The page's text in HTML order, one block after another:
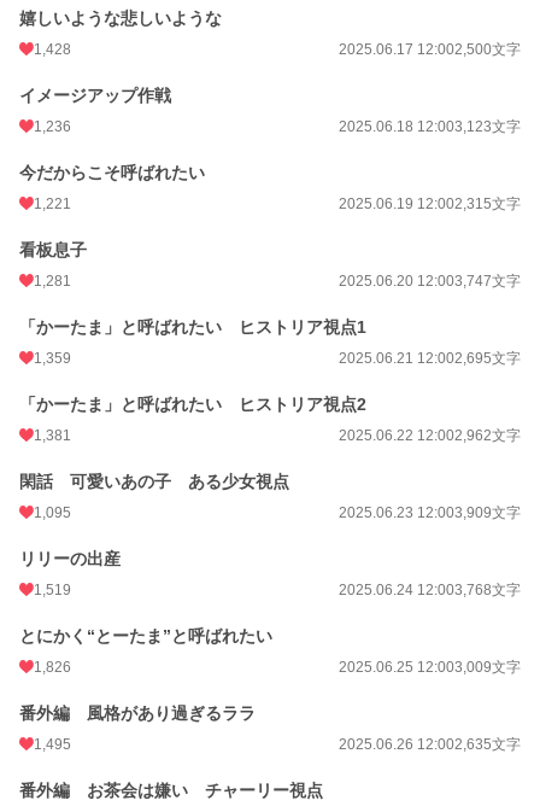
嬉しいような悲しいような
1,428 2025.06.17 12:002,500文字
イメージアップ作戦
1,236 2025.06.18 12:003,123文字
今だからこそ呼ばれたい
1,221 2025.06.19 12:002,315文字
看板息子
1,281 2025.06.20 12:003,747文字
「かーたま」と呼ばれたい ヒストリア視点1
1,359 2025.06.21 12:002,695文字
「かーたま」と呼ばれたい ヒストリア視点2
1,381 2025.06.22 12:002,962文字
閑話 可愛いあの子 ある少女視点
1,095 2025.06.23 12:003,909文字
リリーの出産
1,519 2025.06.24 12:003,768文字
とにかく“とーたま”と呼ばれたい
1,826 2025.06.25 12:003,009文字
番外編 風格があり過ぎるララ
1,495 2025.06.26 12:002,635文字
番外編 お茶会は嫌い チャーリー視点